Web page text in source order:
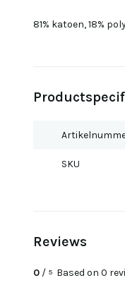
81% katoen, 18%
SKU
Reviews
0 / 5 Based on 0